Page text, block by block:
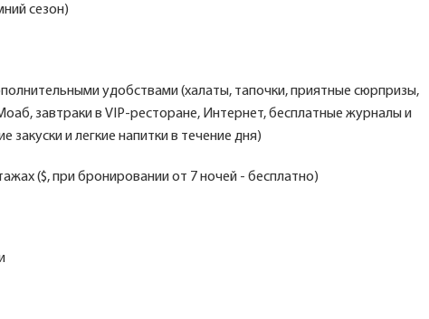
сезон)
удобствами (халаты, тапочки, приятные сюрпризы,
завтраки в VIP-ресторане, Интернет, бесплатные журналы и
закуски и легкие напитки в течение дня)
($, при бронировании от 7 ночей - бесплатно)